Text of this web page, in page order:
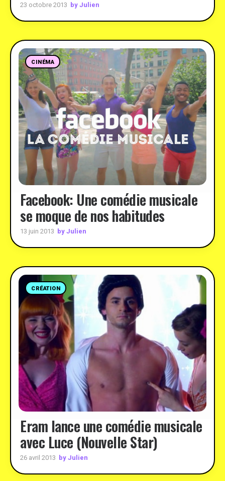
23 octobre 2013 by Julien
CINÉMA
Facebook: Une comédie musicale
se moque de nos habitudes
13 juin 2013 by Julien
CRÉATION
Eram lance une comédie musicale
avec Luce (Nouvelle Star)
26 avril 2013 by Julien